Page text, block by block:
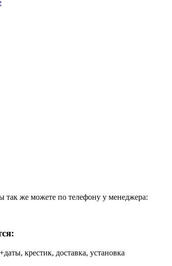
же можете по телефону у менеджера:
крестик, доставка, установка